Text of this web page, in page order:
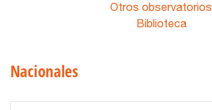
Otros observatorios
Biblioteca
Nacionales